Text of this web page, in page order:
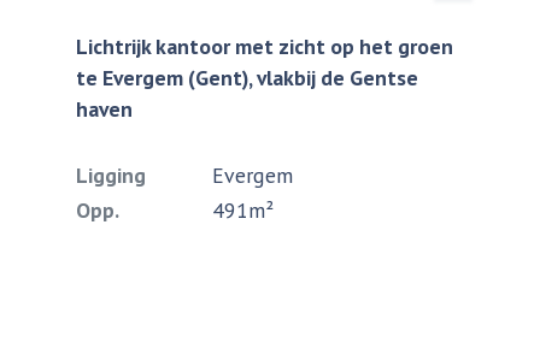
Lichtrijk kantoor met zicht op het groen
te Evergem (Gent), vlakbij de Gentse
haven
Ligging
Evergem
Opp.
491m²